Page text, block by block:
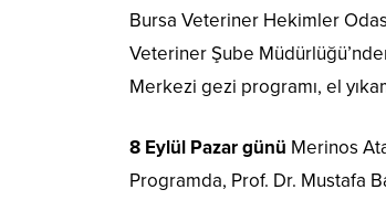
Bursa Veteriner Hekimler
Veteriner Şube
Merkezi gezi programı, el
8 Eylül Pazar günü Merinos
Programda, Prof. Dr. Mustafa